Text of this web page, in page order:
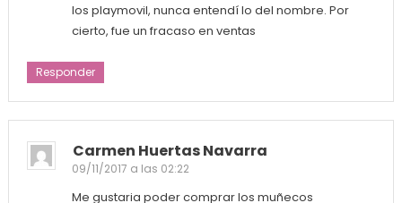
los playmovil, nunca entendí lo del nombre. Por
cierto, fue un fracaso en ventas
Responder
Carmen Huertas Navarra
09/11/2017 a las 02:22
Me gustaria poder comprar los muñecos